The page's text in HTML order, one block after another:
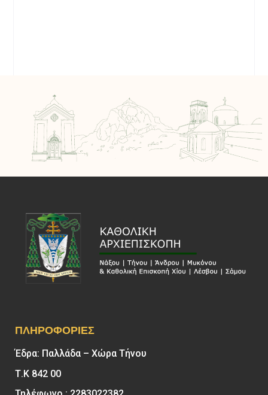
ΠΛΗΡΟΦΟΡΊΕΣ
Έδρα: Παλλάδα – Χώρα Τήνου
Τ.Κ 842 00